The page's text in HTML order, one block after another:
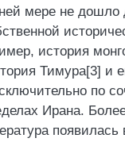
мере не дошло
история
Тимура[3] и
по
Ирана.
появилась